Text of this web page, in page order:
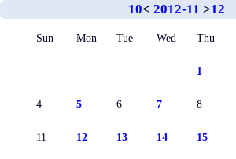
10< 2012-11 >12
Sun Mon Tue Wed Thu
1
4 5 6 7 8
11 12 13 14 15